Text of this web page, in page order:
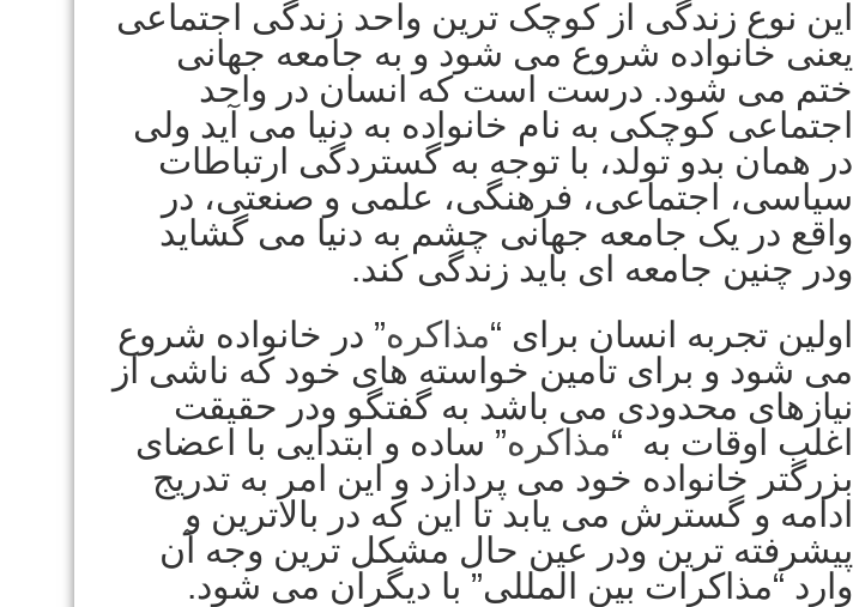
این نوع زندگی از کوچک ترین واحد زندگی اجتماعی
یعنی خانواده شروع می شود و به جامعه جهانی
ختم می شود. درست است که انسان در واحد
اجتماعی کوچکی به نام خانواده به دنیا می آید ولی
در همان بدو تولد، با توجه به گستردگی ارتباطات
سیاسی، اجتماعی، فرهنگی، علمی و صنعتی، در
واقع در یک جامعه جهانی چشم به دنیا می گشاید
ودر چنین جامعه ای باید زندگی کند.
اولین تجربه انسان برای “مذاکره” در خانواده شروع
می شود و برای تامین خواسته های خود که ناشی از
نیازهای محدودی می باشد به گفتگو ودر حقیقت
اغلب اوقات به “مذاکره” ساده و ابتدایی با اعضای
بزرگتر خانواده خود می پردازد و این امر به تدریج
ادامه و گسترش می یابد تا این که در بالاترین و
پیشرفته ترین ودر عین حال مشکل ترین وجه آن
وارد “مذاکرات بین المللی” با دیگران می شود.